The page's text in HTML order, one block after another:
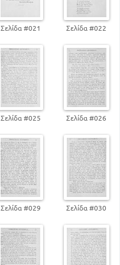
102
109
127
130
148
Σελίδα #021 Σελίδα #022
Σελίδα #025 Σελίδα #026
Σελίδα #029 Σελίδα #030